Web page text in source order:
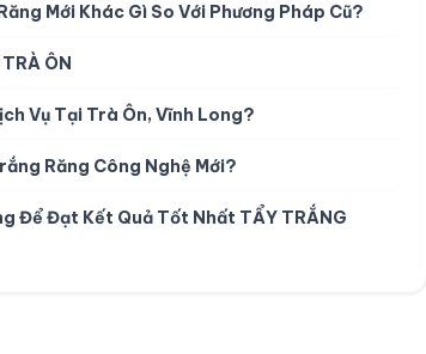
Mới Khác Gì So Với Phương Pháp Cũ?
ÔN
Vụ Tại Trà Ôn, Vĩnh Long?
Răng Công Nghệ Mới?
Để Đạt Kết Quả Tốt Nhất TẨY TRẮNG